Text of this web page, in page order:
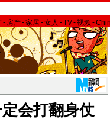
- 房产-家居-女人 -TV-视频-
会打翻身仗